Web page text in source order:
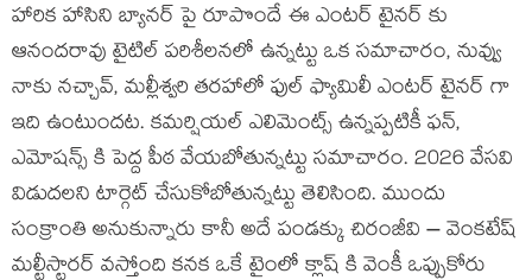
హారిక హాసిని బ్యానర్ పై రూపొందే ఈ ఎంటర్ టైనర్ కు
ఆనందరావు టైటిల్ పరిశీలనలో ఉన్నట్టు ఒక సమాచారం, నువ్వు
నాకు నచ్చావ్, మల్లీశ్వరి తరహాలో ఫుల్ ఫ్యామిలీ ఎంటర్ టైనర్ గా
ఇది ఉంటుందట. కమర్షియల్ ఎలిమెంట్స్ ఉన్నప్పటికీ ఫన్,
ఎమోషన్స్ కి పెద్ద పీఠ వేయబోతున్నట్టు సమాచారం. 2026 వేసవి
విడుదలని టార్గెట్ చేసుకోబోతున్నట్టు తెలిసింది. ముందు
సంక్రాంతి అనుకున్నారు కానీ అదే పండక్కు చిరంజీవి – వెంకటేష్
మల్టీస్టారర్ వస్తోంది కనక ఒకే టైంలో క్లాష్ కి వెంకీ ఒప్పుకోరు